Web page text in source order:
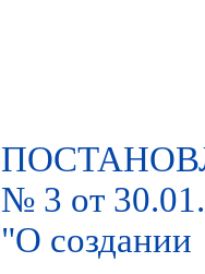
№ 3 от
"О создании